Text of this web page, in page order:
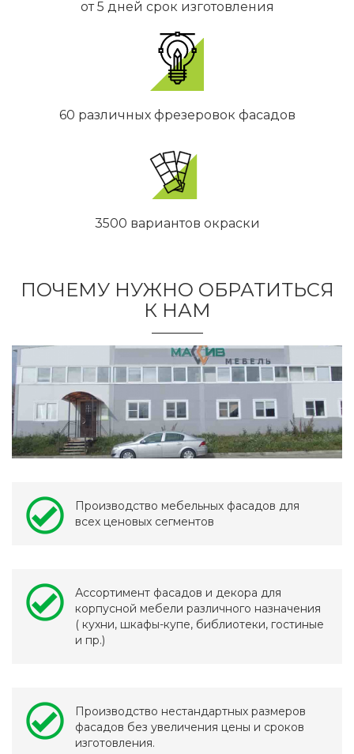
дольше, довольно быстро справились. Доставили к нам
красота. Классный производитель и качество и сервис,
от 5 дней срок изготовления
60 различных фрезеровок фасадов
3500 вариантов окраски
ПОЧЕМУ НУЖНО ОБРАТИТЬСЯ
К НАМ
Производство мебельных фасадов для
всех ценовых сегментов
Ассортимент фасадов и декора для
корпусной мебели различного назначения
( кухни, шкафы-купе, библиотеки, гостиные
и пр.)
Производство нестандартных размеров
фасадов без увеличения цены и сроков
изготовления.